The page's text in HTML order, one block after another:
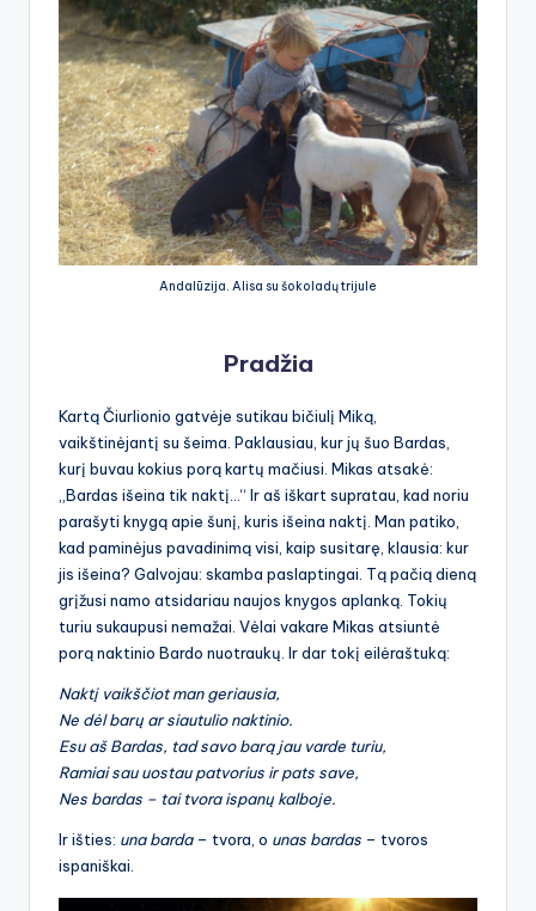
Andalūzija. Alisa su šokoladų trijule
Pradžia
Kartą Čiurlionio gatvėje sutikau bičiulį Miką,
vaikštinėjantį su šeima. Paklausiau, kur jų šuo Bardas,
kurį buvau kokius porą kartų mačiusi. Mikas atsakė:
„Bardas išeina tik naktį…“ Ir aš iškart supratau, kad noriu
parašyti knygą apie šunį, kuris išeina naktį. Man patiko,
kad paminėjus pavadinimą visi, kaip susitarę, klausia: kur
jis išeina? Galvojau: skamba paslaptingai. Tą pačią dieną
grįžusi namo atsidariau naujos knygos aplanką. Tokių
turiu sukaupusi nemažai. Vėlai vakare Mikas atsiuntė
porą naktinio Bardo nuotraukų. Ir dar tokį eilėraštuką:
Naktį vaikščiot man geriausia,
Ne dėl barų ar siautulio naktinio.
Esu aš Bardas, tad savo barą jau varde turiu,
Ramiai sau uostau patvorius ir pats save,
Nes bardas – tai tvora ispanų kalboje.
Ir išties: una barda– tvora, o unas bardas – tvoros
ispaniškai.